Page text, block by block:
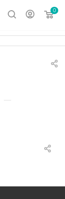
0
—